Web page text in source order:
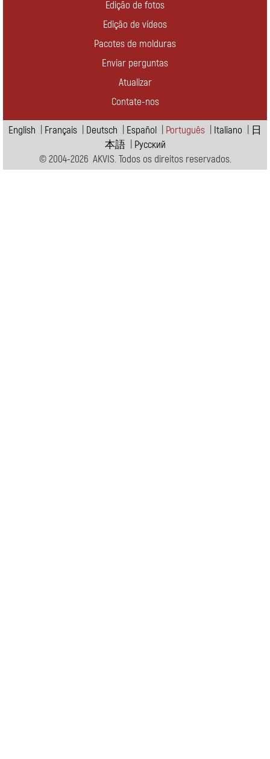
Edição de fotos
Edição de vídeos
Pacotes de molduras
Enviar perguntas
Atualizar
Contate-nos
English Français Deutsch Español Português Italiano
日
本語| Pусский
© 2004-2026 AKVIS. Todos os direitos reservados.